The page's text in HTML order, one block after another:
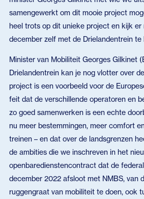
samengewerkt om dit mooie project
heel trots op dit unieke project en kijk er
december zelf met de Drielandentrein te
Minister van Mobiliteit Georges Gilkinet
Drielandentrein kan je nog vlotter over
project is een voorbeeld voor de
feit dat de verschillende operatoren en
zo goed samenwerken is een echte
nu meer bestemmingen, meer comfort
treinen – en dat over de landsgrenzen
de ambities die we inschreven in het
openbaredienstencontract dat de
december 2022 afsloot met NMBS, van
ruggengraat van mobiliteit te doen, ook